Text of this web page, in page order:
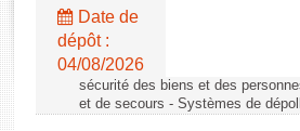
Rapports législatifs
Rapports sur l'application des lois
Baromètre de l’application des lois
Date de
dépôt :
04/08/2026
sécurité des biens et des
et de secours - Systèmes de